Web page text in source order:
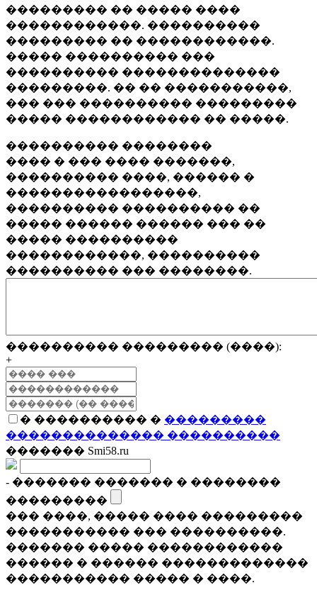
��������� �� ����� ����
������������. ����������
��������� �� ������������.
����� ���������� ���
���������� ��������������
���������. �� �� �����������,
��� ��� ���������� ���������
����� ������������ �� �����.
���������� ��������
���� � ��� ���� �������,
���������� ����, ������ �
�����������������,
���������� ���������� ��
����� ������ ������ ��� ��
����� ����������
������������, ����������
���������� ��� ��������.
���������� ��������� (����):
+
� ���������� � ���������
�������������� ����������
������� Smi58.ru
- ������� ������� � ��������
���������
��� ����, ����� ���� ���������
����������� ��� ����������.
������� ����� ������������
������ � ������ �������������
����������� ����� � ����.